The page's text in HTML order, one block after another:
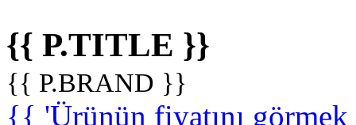
{{ P.TITLE }}
{{ P.BRAND }}
{{ 'Ürünün fiyatını